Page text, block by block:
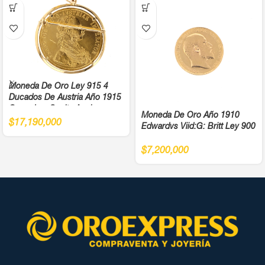
Moneda De Oro Ley 915 4
Ducados De Austria Año 1915
4,5Cm
$17,190,000
Moneda De Oro Año 1910
Edwardvs Viid:G: Britt Ley 900
$7,200,000